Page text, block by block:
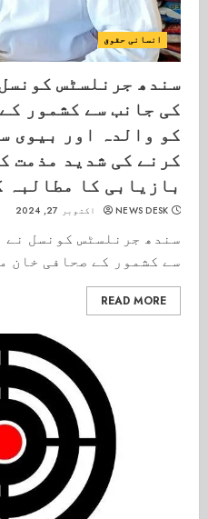
انسانی حقوق
سندھ جرنلسٹس
کی جانب سے کشمور
کو والدہ اور بیوی
کرنے کی شدید مذمت
بازیابی کا مطالبہ
NEWS DESK اکتوبر 27, 2024
سندھ جرنلسٹس کونسل
سے کشمور کے صحافی خان
READ MORE